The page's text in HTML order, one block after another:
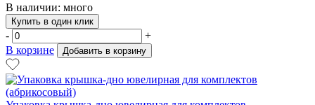
В наличии: много
Купить в один клик
-
+
В корзине
Добавить в корзину